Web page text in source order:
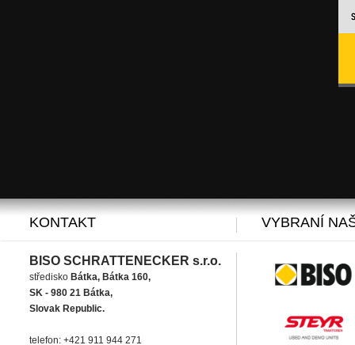
KONTAKT
BISO SCHRATTENECKER s.r.o.
středisko Bátka, Bátka 160,
SK - 980 21 Bátka,
Slovak Republic.
telefon: +421 911 944 271
VYBRANÍ